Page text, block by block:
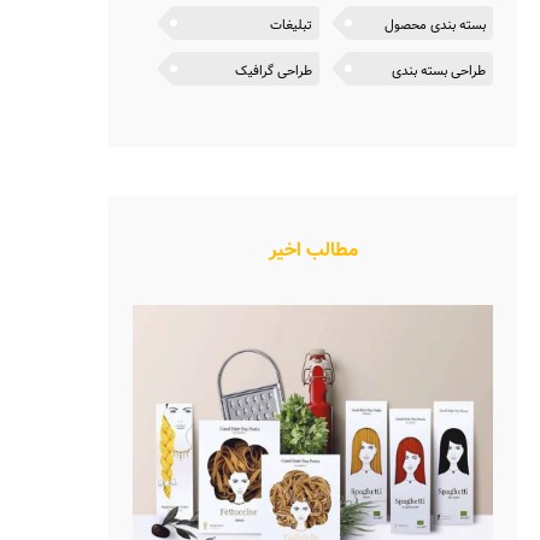
بسته بندی محصول
تبلیغات
طراحی بسته بندی طراحی گرافیک
مطالب اخیر